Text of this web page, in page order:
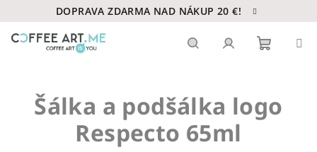
na
obsah
DOPRAVA ZDARMA NAD NÁKUP 20 €!
košík
Šálka a podšálka logo
Respecto 65ml